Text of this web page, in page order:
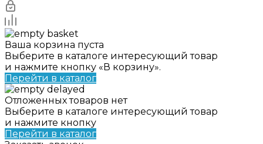
Ваша корзина пуста
Выберите в каталоге интересующий товар
и нажмите кнопку «В корзину».
Перейти в каталог
Отложенных товаров нет
Выберите в каталоге интересующий товар
и нажмите кнопку
Перейти в каталог